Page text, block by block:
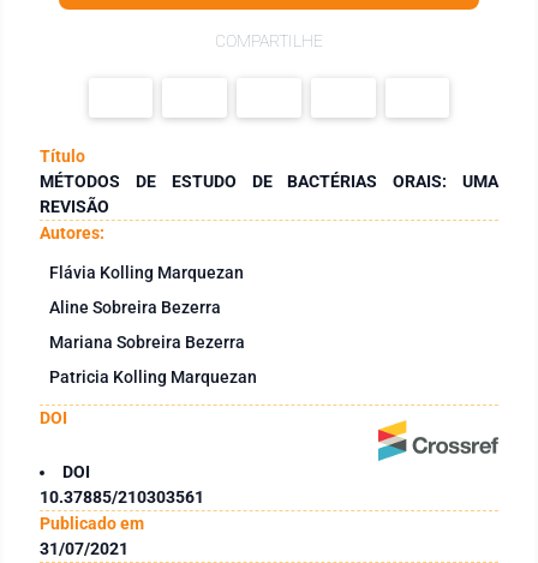
COMPARTILHE
Título
MÉTODOS DE ESTUDO DE BACTÉRIAS ORAIS: UMA
REVISÃO
Autores:
Flávia Kolling Marquezan
Aline Sobreira Bezerra
Mariana Sobreira Bezerra
Patricia Kolling Marquezan
DOI
DOI
10.37885/210303561
Publicado em
31/07/2021